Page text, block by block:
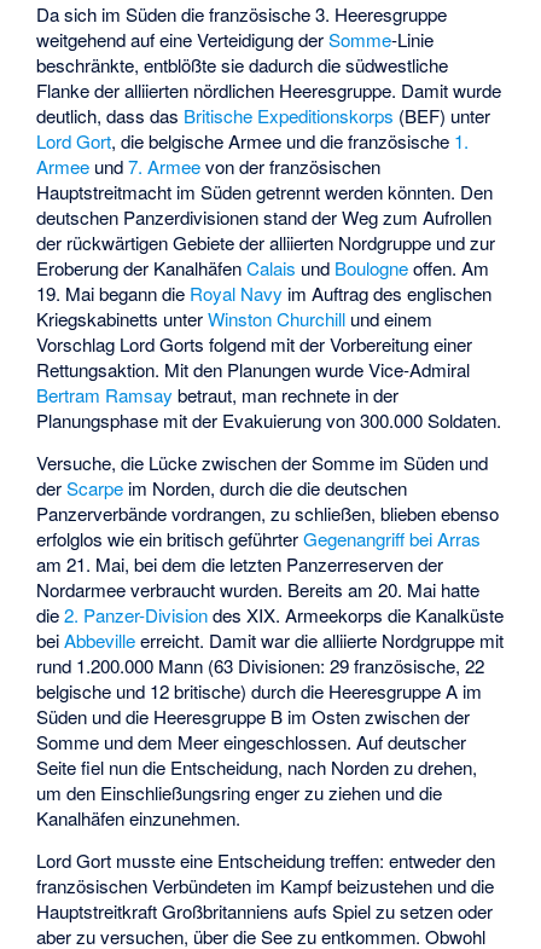
Da sich im Süden die französische 3. Heeresgruppe
weitgehend auf eine Verteidigung derSomme-Linie
beschränkte, entblößte sie dadurch die südwestliche
Flanke der alliierten nördlichen Heeresgruppe. Damit wurde
deutlich, dass das Britische Expeditionskorps (BEF) unter
Lord Gort, die belgische Armee und die französische 1.
Armee und7. Armeevon der französischen
Hauptstreitmacht im Süden getrennt werden könnten. Den
deutschen Panzerdivisionen stand der Weg zum Aufrollen
der rückwärtigen Gebiete der alliierten Nordgruppe und zur
Eroberung der KanalhäfenCalais und Boulogneoffen. Am
19. Mai begann die Royal Navy im Auftrag des englischen
Kriegskabinetts unterWinston Churchill und einem
Vorschlag Lord Gorts folgend mit der Vorbereitung einer
Rettungsaktion. Mit den Planungen wurde Vice-Admiral
Bertram Ramsay betraut, man rechnete in der
Planungsphase mit der Evakuierung von 300.000 Soldaten.
Versuche, die Lücke zwischen der Somme im Süden und
derScarpe im Norden, durch die die deutschen
Panzerverbände vordrangen, zu schließen, blieben ebenso
erfolglos wie ein britisch geführterGegenangriff bei Arras
am 21. Mai, bei dem die letzten Panzerreserven der
Nordarmee verbraucht wurden. Bereits am 20. Mai hatte
die2. Panzer-Divisiondes XIX. Armeekorps die Kanalküste
beiAbbevilleerreicht. Damit war die alliierte Nordgruppe mit
rund 1.200.000 Mann (63 Divisionen: 29 französische, 22
belgische und 12 britische) durch die Heeresgruppe A im
Süden und die Heeresgruppe B im Osten zwischen der
Somme und dem Meer eingeschlossen. Auf deutscher
Seite fiel nun die Entscheidung, nach Norden zu drehen,
um den Einschließungsring enger zu ziehen und die
Kanalhäfen einzunehmen.
Lord Gort musste eine Entscheidung treffen: entweder den
französischen Verbündeten im Kampf beizustehen und die
Hauptstreitkraft Großbritanniens aufs Spiel zu setzen oder
aber zu versuchen, über die See zu entkommen. Obwohl